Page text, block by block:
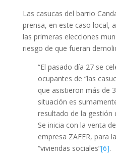
Las casucas del barrio
prensa, en este caso local,
las primeras elecciones
riesgo de que fueran
“El pasado día 27 se
ocupantes de “las
que asistieron más de
situación es
resultado de la gestión
Se inicia con la venta
empresa ZAFER, para
“viviendas sociales”[6].